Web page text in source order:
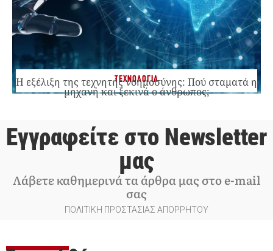
ΤΕΧΝΟΛΟΓΙΑ
Η εξέλιξη της τεχνητής νοημοσύνης: Πού σταματά η
μηχανή και ξεκινά ο άνθρωπος;
Εγγραφείτε στο Newsletter
μας
Λάβετε καθημερινά τα άρθρα μας στο e-mail
σας
ΠΟΛΙΤΙΚΗ ΠΡΟΣΤΑΣΙΑΣ ΑΠΟΡΡΗΤΟΥ